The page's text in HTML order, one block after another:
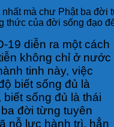
nhất mà chư Phật ba
thức của đời sống đạo
19 diễn ra một cách
không chỉ ở nước
tinh này, việc
biết sống đủ là
sống đủ là thái
đời từng tuyên
nỗ lực hành trì, hẳn